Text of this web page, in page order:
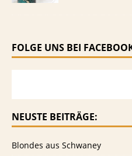
FOLGE UNS BEI
NEUSTE BEITRÄGE:
Blondes aus Schwaney